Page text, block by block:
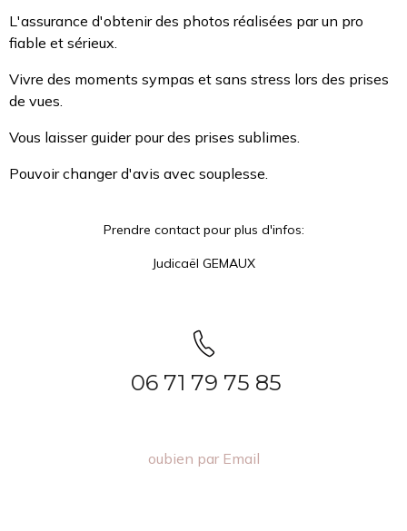
L'assurance d'obtenir des photos réalisées par un pro
fiable et sérieux.
Vivre des moments sympas et sans stress lors des prises
de vues.
Vous laisser guider pour des prises sublimes.
Pouvoir changer d'avis avec souplesse.
Prendre contact pour plus d'infos:
Judicaël GEMAUX
06 71 79 75 85
oubien par Email